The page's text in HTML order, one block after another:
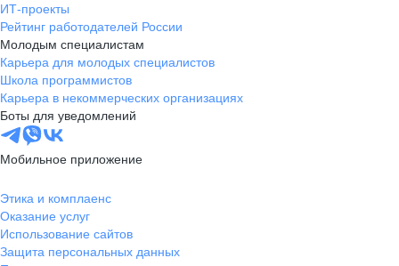
ИТ-проекты
Рейтинг работодателей России
Молодым специалистам
Карьера для молодых специалистов
Школа программистов
Карьера в некоммерческих организациях
Боты для уведомлений
Мобильное приложение
Этика и комплаенс
Оказание услуг
Использование сайтов
Защита персональных данных